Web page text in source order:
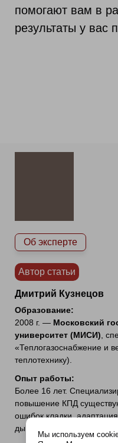
помогают вам в
результаты у вас
Об эксперте
Автор статьи
Дмитрий Кузнецов
Образование:
2008 г. — Московский
университет (МИСИ) ,
«Теплогазоснабжение и
теплотехнику).
Опыт работы:
Более 16 лет.
повышение КПД
ошибок кладки,
дымоходы и газовые
Мы используем